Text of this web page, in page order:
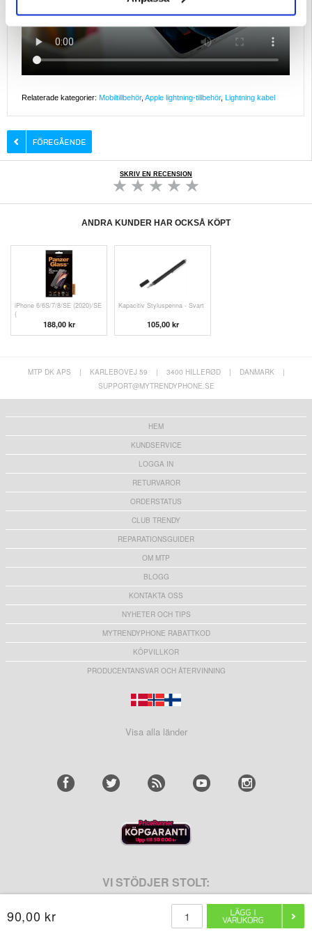
Relaterade kategorier: Mobiltillbehör, Apple lightning-tillbehör, Lightning kabel
SKRIV EN RECENSION
ANDRA KUNDER HAR OCKSÅ KÖPT
iPhone 6/6S/7/8/SE (2020)/SE
(
188,00 kr
Kapacitiv Styluspenna - Svart
105,00 kr
90,00 kr
MTP DK APS | KARLEBOVEJ 59 | 3400 HILLERØD | DANMARK
|
SUPPORT@MYTRENDYPHONE.SE
HEM
KUNDSERVICE
LOGGA IN
RETURVAROR
ORDERSTATUS
CLUB TRENDY
REPARATIONSGUIDER
OM MTP
BLOGG
KONTAKTA OSS
NYHETER OCH TIPS
MYTRENDYPHONE RABATTKOD
KÖPVILLKOR
PRODUCENTANSVAR OCH ÅTERVINNING
Visa alla länder
VI STÖDJER STOLT: